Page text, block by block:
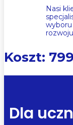
Nasi
Koszt:
Dla